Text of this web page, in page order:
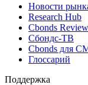
Новости
Research Hub
Cbonds Review
Сбондс-ТВ
Cbonds для
Глоссарий
Поддержка